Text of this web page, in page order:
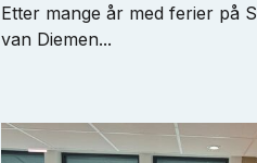
Etter mange år med ferier på
van Diemen...